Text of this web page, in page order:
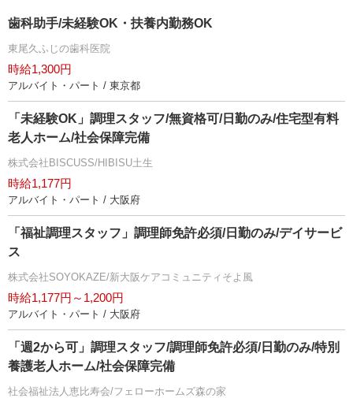
歯科助手/未経験OK・扶養内勤務OK
東尾久ふじの歯科医院
時給1,300円
アルバイト・パート / 東京都
「未経験OK」調理スタッフ/無資格可/日勤のみ/住宅型有料
老人ホーム/社会保障完備
株式会社BISCUSS/HIBISU土生
時給1,177円
アルバイト・パート / 大阪府
「福祉調理スタッフ」調理師免許必須/日勤のみ/デイサービ
ス
株式会社SOYOKAZE/新大阪ケアコミュニティそよ風
時給1,177円～1,200円
アルバイト・パート / 大阪府
「週2から可」調理スタッフ/調理師免許必須/日勤のみ/特別
養護老人ホーム/社会保障完備
社会福祉法人恵比寿会/フェローホームズ森の家